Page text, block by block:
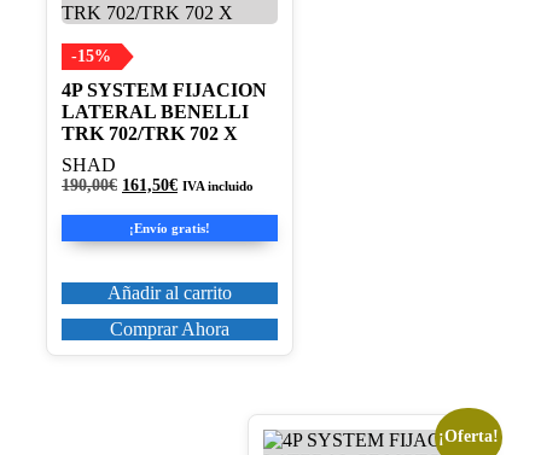
-15%
4P SYSTEM FIJACION
LATERAL BENELLI
TRK 702/TRK 702 X
SHAD
190,00€ El
original
era:
161,50€El
actual
es:
IVA incluido
¡Envío gratis!
Añadir al carrito
Comprar Ahora
¡Oferta!